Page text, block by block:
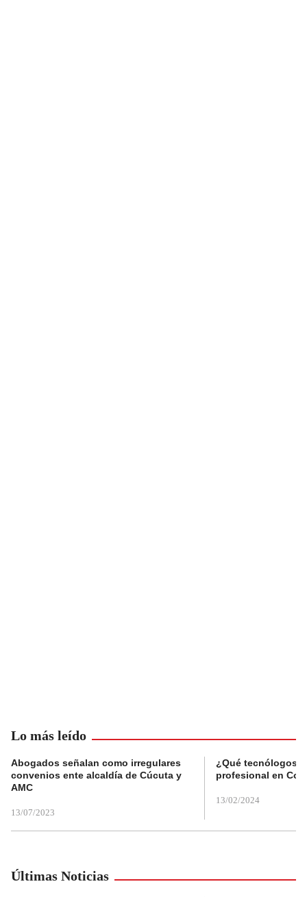
Lo más leído
Abogados señalan como irregulares
convenios ente alcaldía de Cúcuta y
AMC
13/07/2023
¿Qué tecnólogos
profesional en
13/02/2024
Últimas Noticias